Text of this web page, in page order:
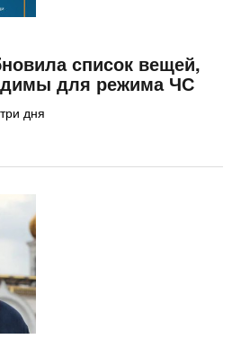
список вещей,
для режима ЧС
дня